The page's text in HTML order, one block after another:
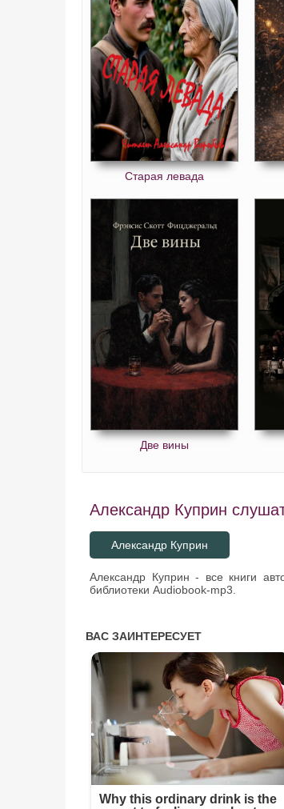
Старая левада
Две вины
Александр Куприн
Александр Куприн
Александр Куприн - все книги
библиотеки Audiobook-mp3.